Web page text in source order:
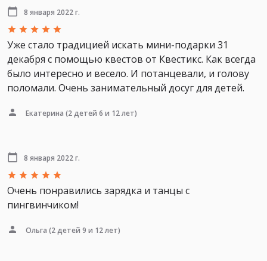
8 января 2022 г.
Уже стало традицией искать мини-подарки 31
декабря с помощью квестов от Квестикс. Как всегда
было интересно и весело. И потанцевали, и голову
поломали. Очень занимательный досуг для детей.
Екатерина (2 детей 6 и 12 лет)
8 января 2022 г.
Очень понравились зарядка и танцы с
пингвинчиком!
Ольга (2 детей 9 и 12 лет)